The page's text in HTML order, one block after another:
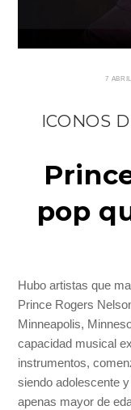
7
ICONOS
pop
Hubo artistas que
Prince Rogers
Minneapolis,
capacidad musical
instrumentos,
siendo adolescente
apenas mayor de